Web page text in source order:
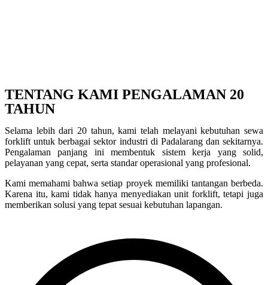
TENTANG KAMI PENGALAMAN 20
TAHUN
Selama lebih dari 20 tahun, kami telah melayani kebutuhan sewa
forklift untuk berbagai sektor industri di Padalarang dan sekitarnya.
Pengalaman panjang ini membentuk sistem kerja yang solid,
pelayanan yang cepat, serta standar operasional yang profesional.
Kami memahami bahwa setiap proyek memiliki tantangan berbeda.
Karena itu, kami tidak hanya menyediakan unit forklift, tetapi juga
memberikan solusi yang tepat sesuai kebutuhan lapangan.